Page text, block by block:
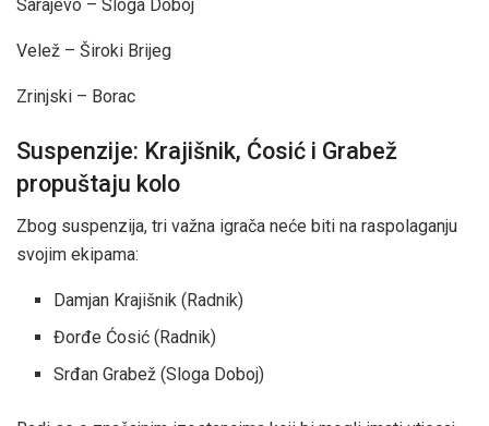
Sarajevo – Sloga Doboj
Velež – Široki Brijeg
Zrinjski – Borac
Suspenzije: Krajišnik, Ćosić i Grabež
propuštaju kolo
Zbog suspenzija, tri važna igrača neće biti na raspolaganju
svojim ekipama:
Damjan Krajišnik (Radnik)
Đorđe Ćosić (Radnik)
Srđan Grabež (Sloga Doboj)